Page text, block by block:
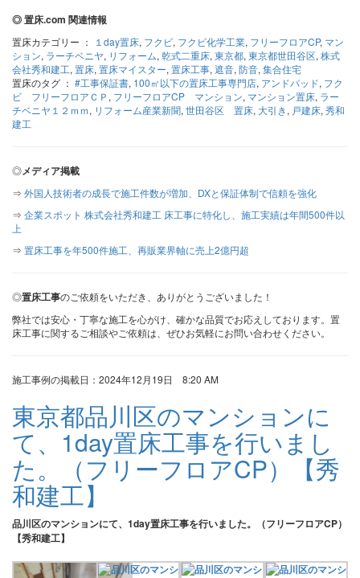
◎ 置床.com 関連情報
置床カテゴリー ： １day置床, フクビ, フクビ化学工業, フリーフロアCP, マン
ション, ラーチベニヤ, リフォーム, 乾式二重床, 東京都, 東京都世田谷区, 株式
会社秀和建工, 置床, 置床マイスター, 置床工事, 遮音, 防音, 集合住宅
置床のタグ ： #工事保証書, 100㎡以下の置床工事専門店, アンドパッド, フク
ビ フリーフロアＣＰ , フリーフロアCP マンション, マンション置床, ラー
チベニヤ１２ｍｍ, リフォーム産業新聞, 世田谷区 置床, 大引き, 戸建床, 秀和
建工
◎メディア掲載
⇒ 外国人技術者の成長で施工件数が増加、DXと保証体制で信頼を強化
⇒ 企業スポット 株式会社秀和建工 床工事に特化し、施工実績は年間500件以
上
⇒ 置床工事を年500件施工、再販業界軸に売上2億円超
◎置床工事のご依頼をいただき、ありがとうございました！
弊社では安心・丁寧な施工を心がけ、確かな品質でお応えしております。置
床工事に関するご相談やご依頼は、ぜひお気軽にお問い合わせください。
施工事例の掲載日：2024年12月19日 8:20 AM
東京都品川区のマンションに
て、1day置床工事を行いまし
た。（フリーフロアCP）【秀
和建工】
品川区のマンションにて、1day置床工事を行いました。（フリーフロアCP）
【秀和建工】